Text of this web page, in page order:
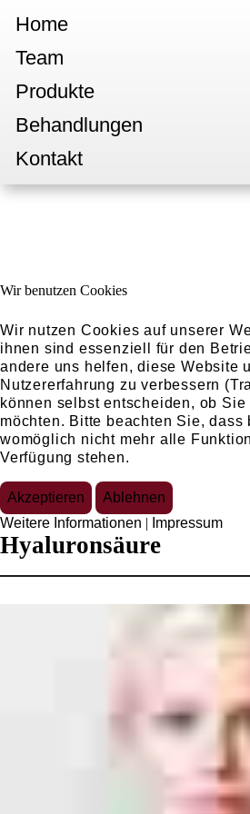
Home
Team
Produkte
Behandlungen
Kontakt
Landua Kosmetik
D- 40489 Düsseldorf
Tel.:0211-8629666
E-Mail:
Faltenunterspritzung
Hyaluronsäure
Wir benutzen Cookies
Wir nutzen Cookies auf unserer
ihnen sind essenziell für den
andere uns helfen, diese Website
Nutzererfahrung zu verbessern
können selbst entscheiden, ob
möchten. Bitte beachten Sie, dass
womöglich nicht mehr alle
Verfügung stehen.
Akzeptieren
Ablehnen
Weitere Informationen | Impressum